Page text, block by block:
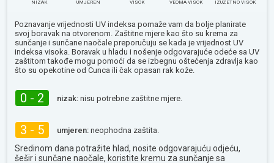
NIZAK UMJEREN VISOK VEOMA VISOK IZUZETNO VISOK
Poznavanje vrijednosti UV indeksa pomaže vam da bolje planirate
svoj boravak na otvorenom. Zaštitne mjere kao što su krema za
sunčanje i sunčane naočale preporučuju se kada je vrijednost UV
indeksa visoka. Boravak u hladu i nošenje odgovarajuće odeće sa UV
zaštitom takođe mogu pomoći da se izbegnu oštećenja zdravlja kao
što su opekotine od Сunca ili čak opasan rak kože.
0 - 2 nizak: nisu potrebne zaštitne mjere.
3 - 5 umjeren: neophodna zaštita.
Sredinom dana potražite hlad, nosite odgovarajuću odjeću,
šešir i sunčane naočale, koristite kremu za sunčanje sa